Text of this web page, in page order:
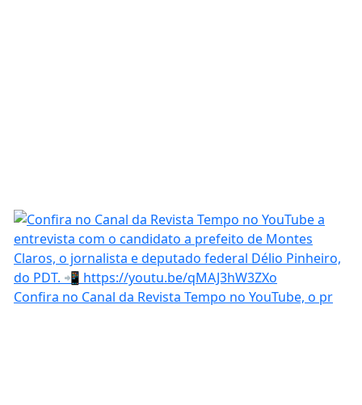
Confira no Canal da Revista Tempo no YouTube, o pr